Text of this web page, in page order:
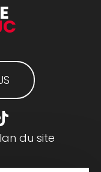
du site